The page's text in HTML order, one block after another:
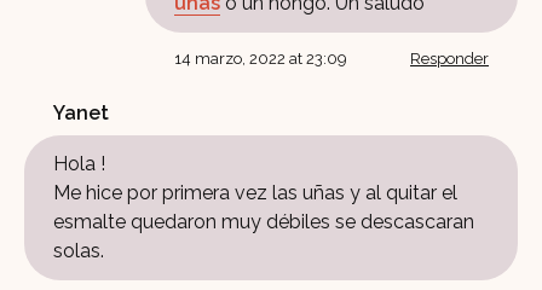
14 marzo, 2022 at 23:09 Responder
Yanet
Hola !
Me hice por primera vez las uñas y al quitar el
esmalte quedaron muy débiles se descascaran
solas.